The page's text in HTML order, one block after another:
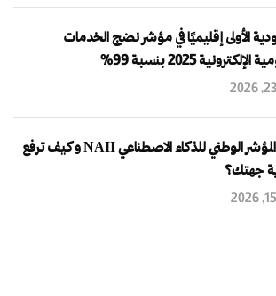
الأولى إقليميًا في مؤشر نضج الخدمات
2025 بنسبة 99%
ماهو المؤشر الوطني للذكاء الاصطناعي NAII و كيف ترفع
جهتك؟